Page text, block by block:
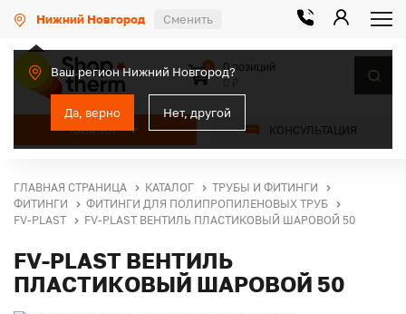
Нижний Новгород Сменить
Ваш регион Нижний Новгород?
Да, верно Нет, другой
КАТАЛОГ КОНСУЛЬТАЦИЯ
0
0 позиций
ГЛАВНАЯ СТРАНИЦА КАТАЛОГ
ТРУБЫ И ФИТИНГИ
ФИТИНГИ
ФИТИНГИ ДЛЯ ПОЛИПРОПИЛЕНОВЫХ ТРУБ
FV-PLAST
FV-PLAST ВЕНТИЛЬ ПЛАСТИКОВЫЙ ШАРОВОЙ 50
FV-PLAST ВЕНТИЛЬ
ПЛАСТИКОВЫЙ ШАРОВОЙ 50